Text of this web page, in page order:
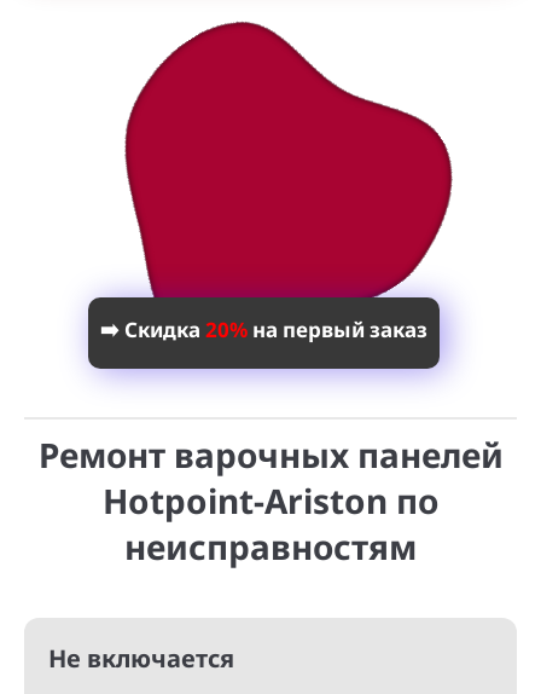
➡️ Скидка 20% на первый заказ
Ремонт варочных панелей
Hotpoint-Ariston по
неисправностям
Не включается